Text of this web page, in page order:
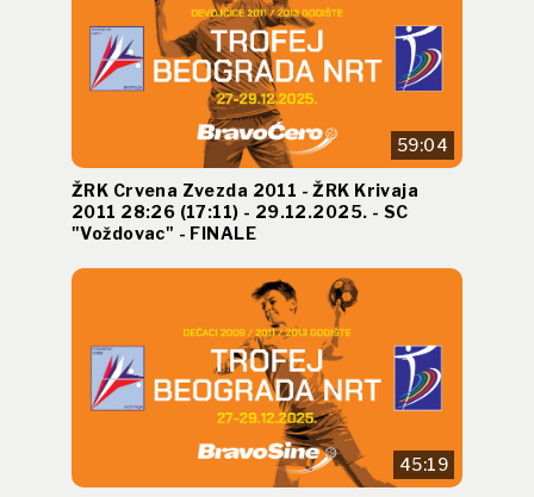
59:04
ŽRK Crvena Zvezda 2011 - ŽRK Krivaja
2011 28:26 (17:11) - 29.12.2025. - SC
"Voždovac" - FINALE
45:19